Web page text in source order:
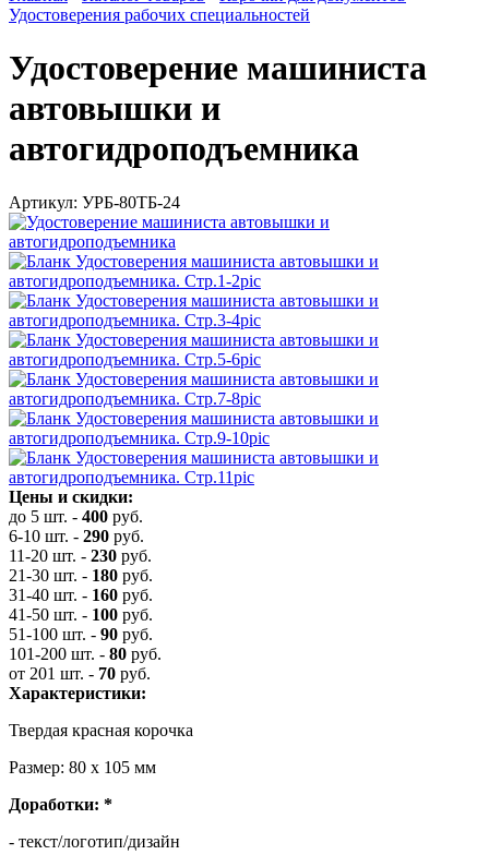
Удостоверения рабочих специальностей
Удостоверение машиниста
автовышки и
автогидроподъемника
Артикул: УРБ-80ТБ-24
Цены и скидки:
до 5 шт. - 400 руб.
6-10 шт. - 290 руб.
11-20 шт. - 230 руб.
21-30 шт. - 180 руб.
31-40 шт. - 160 руб.
41-50 шт. - 100 руб.
51-100 шт. - 90 руб.
101-200 шт. - 80 руб.
от 201 шт. - 70 руб.
Характеристики:
Твердая красная корочка
Размер: 80 х 105 мм
Доработки: *
- текст/логотип/дизайн